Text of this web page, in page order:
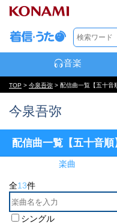
音楽
TOP > 今泉吾弥 > 配信曲一覧【五十音
今泉吾弥
配信曲一覧【五十音順
楽曲
全13件
シングル